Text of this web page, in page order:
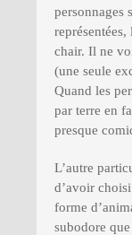
personnages
chair. Il ne
(une seule
Quand les
par terre en
presque
L’autre
d’avoir
forme
subodore